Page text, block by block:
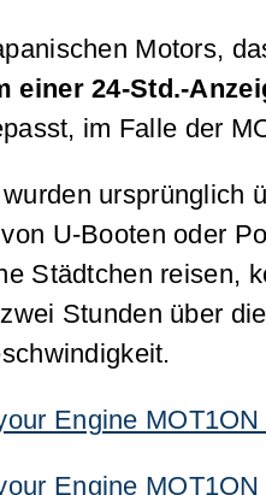
Motors,
einer 24-Std.-
im Falle der
U-Booten oder
Städtchen reisen,
Stunden über